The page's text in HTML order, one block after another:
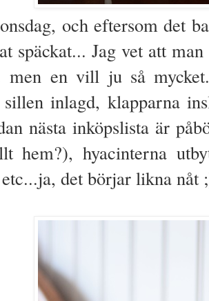
och eftersom det
späckat... Jag vet att
men en vill ju så
inlagd, klapparna
nästa inköpslista är
hem?), hyacinterna
det börjar likna